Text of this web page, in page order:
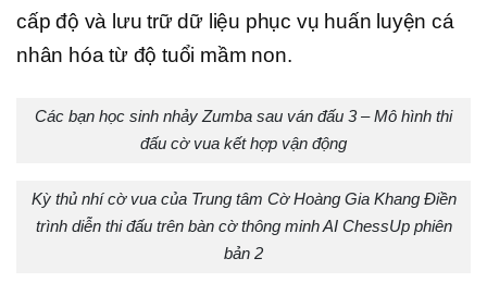
cấp độ và lưu trữ dữ liệu phục vụ huấn luyện cá
nhân hóa từ độ tuổi mầm non.
Các bạn học sinh nhảy Zumba sau ván đấu 3 – Mô hình thi
đấu cờ vua kết hợp vận động
Kỳ thủ nhí cờ vua của Trung tâm Cờ Hoàng Gia Khang Điền
trình diễn thi đấu trên bàn cờ thông minh AI ChessUp phiên
bản 2